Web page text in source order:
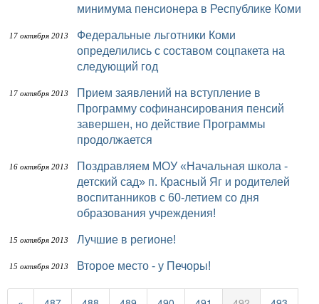
минимума пенсионера в Республике Коми
17 октября 2013
Федеральные льготники Коми
определились с составом соцпакета на
следующий год
17 октября 2013
Прием заявлений на вступление в
Программу софинансирования пенсий
завершен, но действие Программы
продолжается
16 октября 2013
Поздравляем МОУ «Начальная школа -
детский сад» п. Красный Яг и родителей
воспитанников с 60-летием со дня
образования учреждения!
15 октября 2013 Лучшие в регионе!
15 октября 2013 Второе место - у Печоры!